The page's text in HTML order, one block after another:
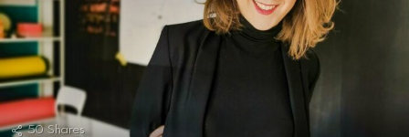
50 Shares